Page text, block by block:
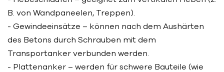
B. von Wandpaneelen, Treppen).
- Gewindeeinsätze – können nach dem Aushärten
des Betons durch Schrauben mit dem
Transportanker verbunden werden.
- Plattenanker – werden für schwere Bauteile (wie